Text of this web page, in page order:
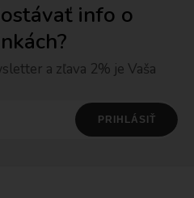
info o
a zľava 2% je Vaša